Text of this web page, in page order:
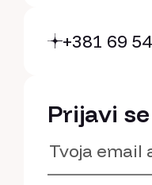
+381 69
Prijavi